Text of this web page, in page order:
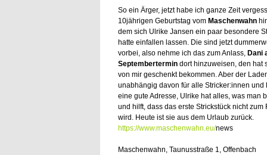
So ein Ärger, jetzt habe ich ganze Zeit
10jährigen Geburtstag vom Maschenwahn
dem sich Ulrike Jansen ein paar besondere
hatte einfallen lassen. Die sind jetzt
vorbei, also nehme ich das zum Anlass, Dani
Septembertermindort hinzuweisen, den hat
von mir geschenkt bekommen. Aber der
unabhängig davon für alle Stricker:innen und
eine gute Adresse, Ulrike hat alles, was man
und hilft, dass das erste Strickstück nicht zum
wird. Heute ist sie aus dem Urlaub zurück.
https://www.maschenwahn.eu/news
Maschenwahn, Taunusstraße 1, Offenbach